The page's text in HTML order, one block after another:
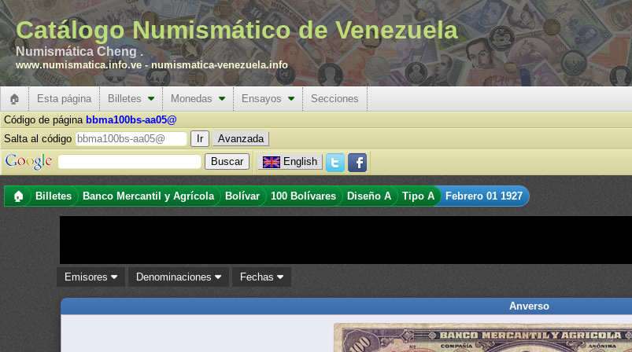
Catálogo Numismático de Venezuela
Numismática Cheng .
www.numismatica.info.ve -numismatica-venezuela.info
🏠 Esta página Billetes Monedas Ensayos
Secciones
Código de página bbma100bs-aa05@
Salta al código
Avanzada
English
🏠 Billetes Banco Mercantil y Agrícola Bolívar 100 Bolívares Diseño A Tipo A Febrero 01 1927
Emisores Denominaciones Fechas
Anverso